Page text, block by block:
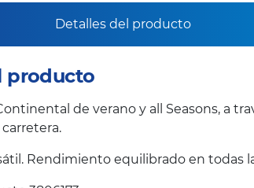
Detalles del producto
producto
de verano y all Seasons, a
Rendimiento equilibrado en todas